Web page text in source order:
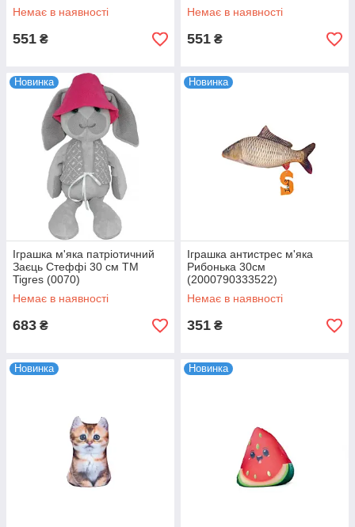
Немає в наявності
551 ₴
Немає в наявності
551 ₴
Новинка
Іграшка м'яка патріотичний
Заєць Стеффі 30 см ТМ
Tigres (0070)
Немає в наявності
683 ₴
Новинка
Іграшка антистрес м'яка
Рибонька 30см
(2000790333522)
Немає в наявності
351 ₴
Новинка Новинка